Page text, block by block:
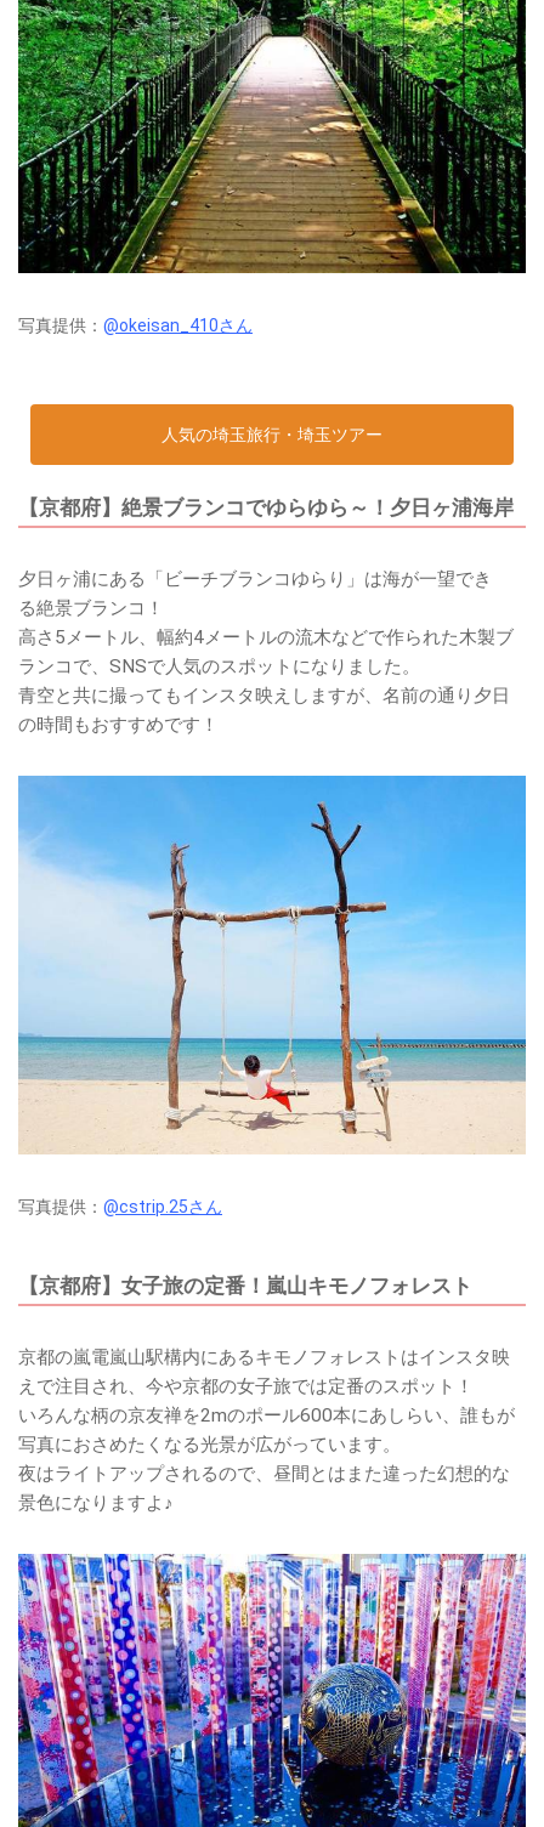
写真提供： @okeisan_410さん
人気の埼玉旅行・埼玉ツアー
【京都府】絶景ブランコでゆらゆら～！夕日ヶ浦海岸
夕日ヶ浦にある 「ビーチブランコゆらり」は海が一望でき
る 絶景ブランコ！
高さ5メートル、幅約4メートルの流木などで作られた木製ブ
ランコで、SNSで人気のスポットになりました。
青空と共に撮ってもインスタ映えしますが、名前の通り夕日
の時間もおすすめです！
写真提供： @cstrip.25さん
【京都府】女子旅の定番！嵐山キモノフォレスト
京都の嵐電嵐山駅構内にあるキモノフォレストはインスタ映
えで注目され、今や京都の女子旅では定番のスポット！
いろんな柄の京友禅を2mのポール600本にあしらい、誰もが
写真におさめたくなる光景が広がっています。
夜はライトアップされるので、昼間とはまた違った幻想的な
景色になりますよ♪